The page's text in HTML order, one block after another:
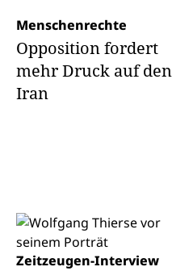
Menschenrechte
Opposition fordert
mehr Druck auf den
Iran
Zeitzeugen-Interview